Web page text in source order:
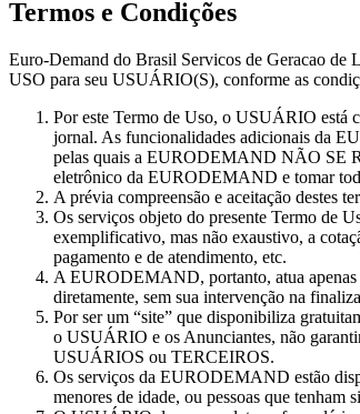
Termos e Condições
Euro-Demand do Brasil Servicos de Geracao
USO para seu USUÁRIO(S), conforme as
Por este Termo de Uso, o USUÁRIO está
jornal. As funcionalidades adicionais da
pelas quais a EURODEMAND NÃO SE
eletrônico da EURODEMAND e tomar
A prévia compreensão e aceitação destes
Os serviços objeto do presente Termo de
exemplificativo, mas não exaustivo, a
pagamento e de atendimento, etc.
A EURODEMAND, portanto, atua apenas
diretamente, sem sua intervenção na
Por ser um “site” que disponibiliza
o USUÁRIO e os Anunciantes, não
USUÁRIOS ou TERCEIROS.
Os serviços da EURODEMAND estão
menores de idade, ou pessoas que